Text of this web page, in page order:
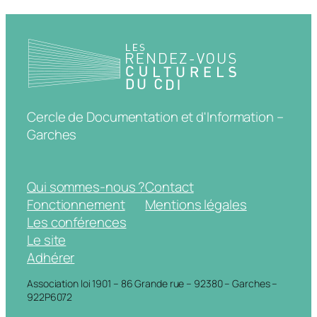
Cercle de Documentation et d'Information –
Garches
Qui sommes-nous ?
Fonctionnement
Les conférences
Le site
Adhérer
Contact
Mentions légales
Association loi 1901 – 86 Grande rue – 92380 – Garches –
922P6072